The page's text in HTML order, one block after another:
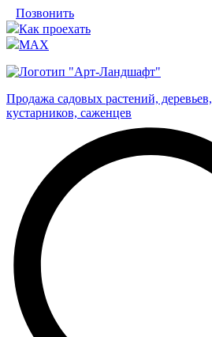
Позвонить
Как проехать
MAX
Продажа садовых растений, деревьев,
кустарников, саженцев